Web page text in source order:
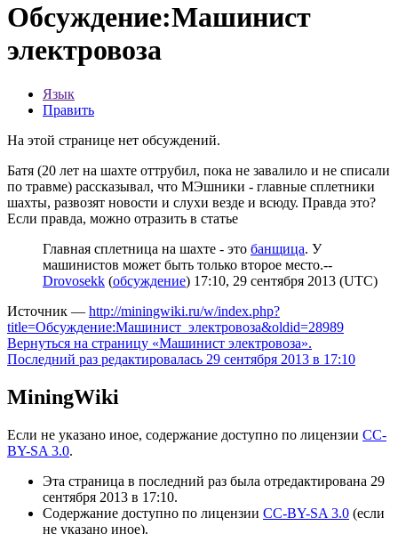
Обсуждение:Машинист
электровоза
Язык
Править
На этой странице нет обсуждений.
Батя (20 лет на шахте оттрубил, пока не завалило и не списали
по травме) рассказывал, что МЭшники - главные сплетники
шахты, развозят новости и слухи везде и всюду. Правда это?
Если правда, можно отразить в статье
Главная сплетница на шахте - это банщица. У
машинистов может быть только второе место.--
Drovosekk (обсуждение) 17:10, 29 сентября 2013 (UTC)
Источник — http://miningwiki.ru/w/index.php?
title=Обсуждение:Машинист_электровоза&oldid=28989
Вернуться на страницу «Машинист электровоза».
Последний раз редактировалась 29 сентября 2013 в 17:10
MiningWiki
Если не указано иное, содержание доступно по лицензии CC-
BY-SA 3.0.
Эта страница в последний раз была отредактирована 29
сентября 2013 в 17:10.
Содержание доступно по лицензии CC-BY-SA 3.0 (если
не указано иное).